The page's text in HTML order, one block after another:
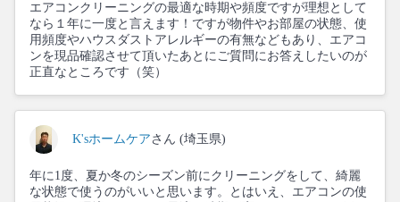
エアコンクリーニングの最適な時期や頻度ですが理想として
なら１年に一度と言えます！ですが物件やお部屋の状態、使
用頻度やハウスダストアレルギーの有無などもあり、エアコ
ンを現品確認させて頂いたあとにご質問にお答えしたいのが
正直なところです（笑）
K'sホームケア さん (埼玉県)
年に1度、夏か冬のシーズン前にクリーニングをして、綺麗
な状態で使うのがいいと思います。とはいえ、エアコンの使